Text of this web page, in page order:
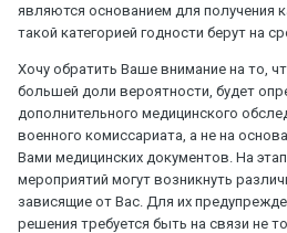
являются основанием для получения
такой категорией годности берут на
Хочу обратить Ваше внимание на то,
большей доли вероятности, будет
дополнительного медицинского
военного комиссариата, а не на
Вами медицинских документов. На
мероприятий могут возникнуть
зависящие от Вас. Для их
решения требуется быть на связи не